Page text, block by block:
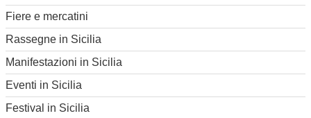
Fiere e mercatini
Rassegne in Sicilia
Manifestazioni in Sicilia
Eventi in Sicilia
Festival in Sicilia